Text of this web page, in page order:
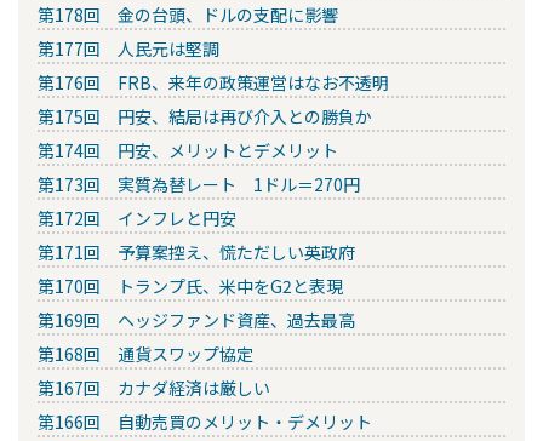
第178回 金の台頭、ドルの支配に影響
第177回 人民元は堅調
第176回 FRB、来年の政策運営はなお不透明
第175回 円安、結局は再び介入との勝負か
第174回 円安、メリットとデメリット
第173回 実質為替レート 1ドル＝270円
第172回 インフレと円安
第171回 予算案控え、慌ただしい英政府
第170回 トランプ氏、米中をG2と表現
第169回 ヘッジファンド資産、過去最高
第168回 通貨スワップ協定
第167回 カナダ経済は厳しい
第166回 自動売買のメリット・デメリット